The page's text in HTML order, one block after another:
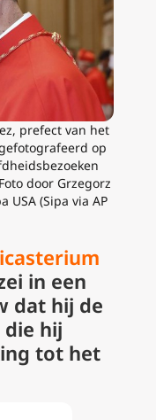
prefect van het
op
door Grzegorz
USA (Sipa via AP
in een
dat hij de
hij
tot het